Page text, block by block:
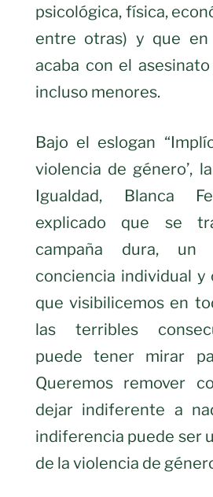
psicológica, física,
entre otras) y que
acaba con el
incluso menores.
Bajo el eslogan
violencia de género’,
Igualdad, Blanca
explicado que se
campaña dura,
conciencia individual y
que visibilicemos en
las terribles
puede tener mirar
Queremos remover
dejar indiferente a
indiferencia puede ser
de la violencia de